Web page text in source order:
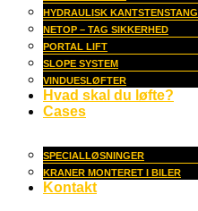
HYDRAULISK KANTSTENSTANG
NETOP – TAG SIKKERHED
PORTAL LIFT
SLOPE SYSTEM
VINDUESLØFTER
Hvad skal du løfte?
Cases
SPECIALLØSNINGER
KRANER MONTERET I BILER
Kontakt